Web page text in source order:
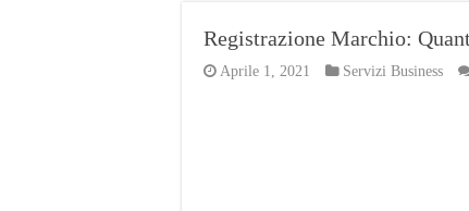
Registrazione Marchio:
Aprile 1, 2021 Servizi Business